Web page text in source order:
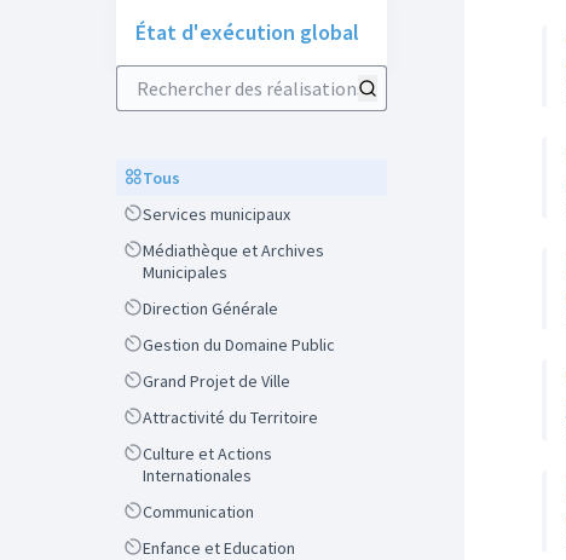
État d'exécution global
Rechercher des réalisations
ScopeTous
ScopeServices municipaux
Scope
Médiathèque et Archives
Municipales
ScopeDirection Générale
ScopeGestion du Domaine Public
ScopeGrand Projet de Ville
ScopeAttractivité du Territoire
Scope
Culture et Actions
Internationales
ScopeCommunication
ScopeEnfance et Education